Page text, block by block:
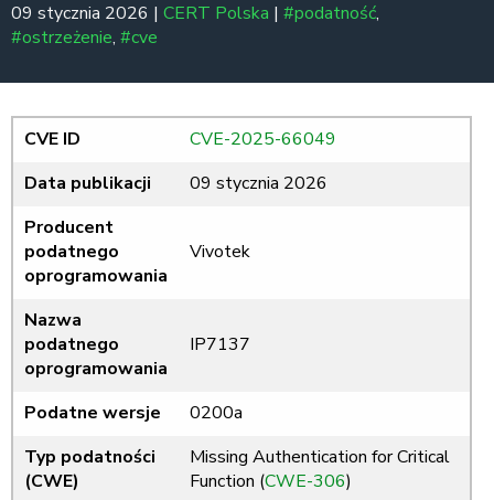
09 stycznia 2026 | CERT Polska | #podatność,
#ostrzeżenie, #cve
CVE ID
CVE-2025-66049
Data publikacji
09 stycznia 2026
Producent
podatnego
oprogramowania
Vivotek
Nazwa
podatnego
oprogramowania
IP7137
Podatne wersje
0200a
Typ podatności
(CWE)
Missing Authentication for Critical
Function (CWE-306)